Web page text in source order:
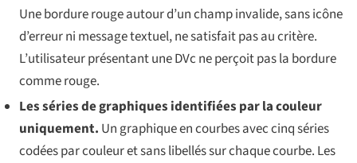
Une bordure rouge autour d’un champ invalide, sans icône
d’erreur ni message textuel, ne satisfait pas au critère.
L’utilisateur présentant une DVc ne perçoit pas la bordure
comme rouge.
Les séries de graphiques identifiées par la couleur
uniquement. Un graphique en courbes avec cinq séries
codées par couleur et sans libellés sur chaque courbe. Les